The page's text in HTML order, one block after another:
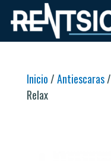
Inicio /Antiescaras/
Relax